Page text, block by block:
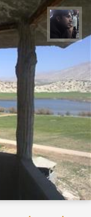
حامد محمدی